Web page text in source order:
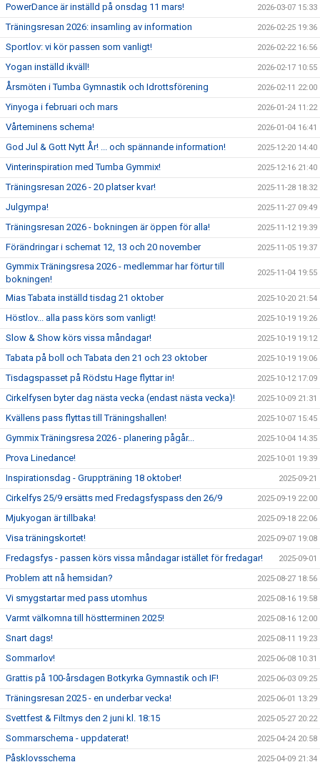
PowerDance är inställd på onsdag 11 mars! 2026-03-07 15:33
Träningsresan 2026: insamling av information 2026-02-25 19:36
Sportlov: vi kör passen som vanligt! 2026-02-22 16:56
Yogan inställd ikväll! 2026-02-17 10:55
Årsmöten i Tumba Gymnastik och Idrottsförening 2026-02-11 22:00
Yinyoga i februari och mars 2026-01-24 11:22
Vårteminens schema! 2026-01-04 16:41
God Jul & Gott Nytt År! ... och spännande information! 2025-12-20 14:40
Vinterinspiration med Tumba Gymmix! 2025-12-16 21:40
Träningsresan 2026 - 20 platser kvar! 2025-11-28 18:32
Julgympa! 2025-11-27 09:49
Träningsresan 2026 - bokningen är öppen för alla! 2025-11-12 19:39
Förändringar i schemat 12, 13 och 20 november 2025-11-05 19:37
Gymmix Träningsresa 2026 - medlemmar har förtur till
bokningen!
2025-11-04 19:55
Mias Tabata inställd tisdag 21 oktober 2025-10-20 21:54
Höstlov... alla pass körs som vanligt! 2025-10-19 19:26
Slow & Show körs vissa måndagar! 2025-10-19 19:12
Tabata på boll och Tabata den 21 och 23 oktober 2025-10-19 19:06
Tisdagspasset på Rödstu Hage flyttar in! 2025-10-12 17:09
Cirkelfysen byter dag nästa vecka (endast nästa vecka)! 2025-10-09 21:31
Kvällens pass flyttas till Träningshallen! 2025-10-07 15:45
Gymmix Träningsresa 2026 - planering pågår... 2025-10-04 14:35
Prova Linedance! 2025-10-01 19:39
Inspirationsdag - Gruppträning 18 oktober! 2025-09-21
Cirkelfys 25/9 ersätts med Fredagsfyspass den 26/9 2025-09-19 22:00
Mjukyogan är tillbaka! 2025-09-18 22:06
Visa träningskortet! 2025-09-07 19:08
Fredagsfys - passen körs vissa måndagar istället för fredagar! 2025-09-01
Problem att nå hemsidan? 2025-08-27 18:56
Vi smygstartar med pass utomhus 2025-08-16 19:58
Varmt välkomna till höstterminen 2025! 2025-08-16 12:00
Snart dags! 2025-08-11 19:23
Sommarlov! 2025-06-08 10:31
Grattis på 100-årsdagen Botkyrka Gymnastik och IF! 2025-06-03 09:25
Träningsresan 2025 - en underbar vecka! 2025-06-01 13:29
Svettfest & Filtmys den 2 juni kl. 18:15 2025-05-27 20:22
Sommarschema - uppdaterat! 2025-04-24 20:58
Påsklovsschema 2025-04-09 21:34